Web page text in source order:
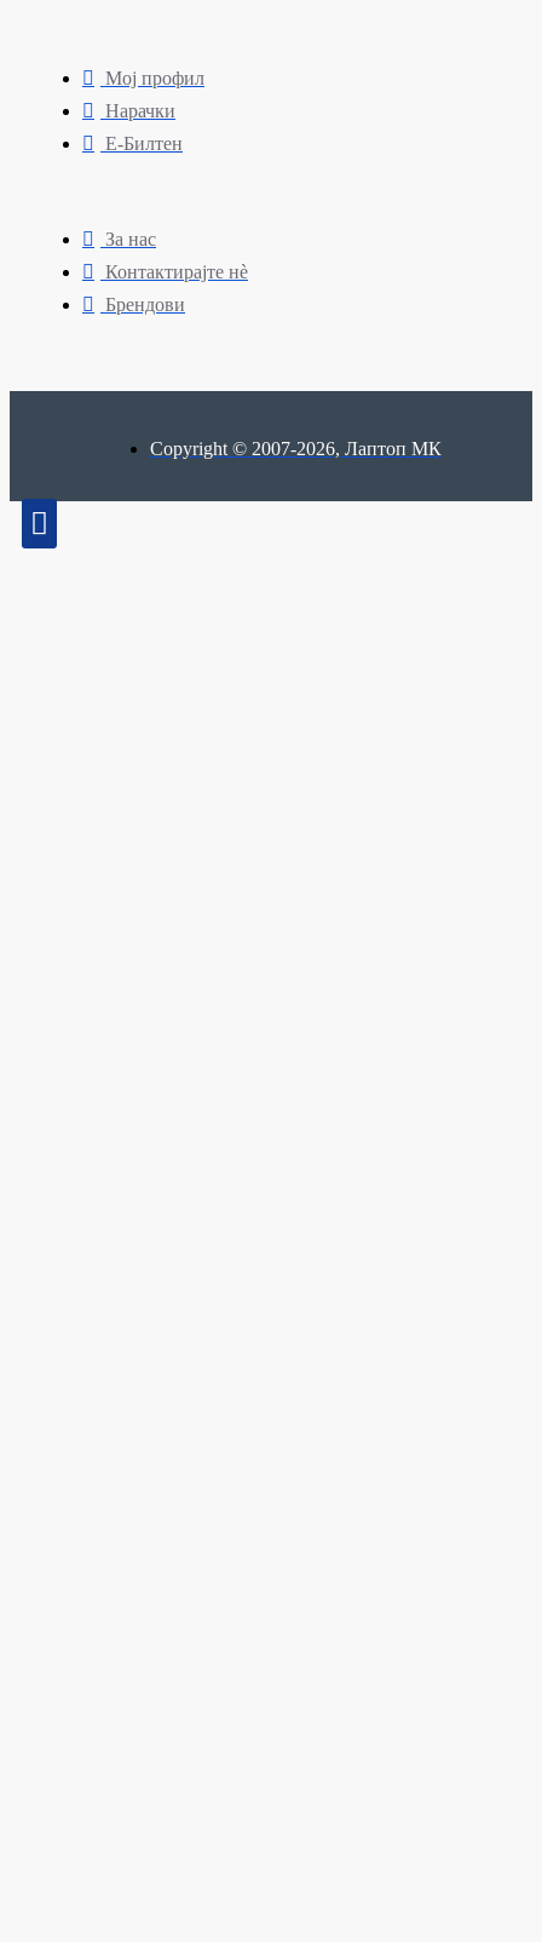
Мој профил
Нарачки
Е-Билтен
За нас
Контактирајте нè
Брендови
Copyright © 2007-2026, Лаптоп МК